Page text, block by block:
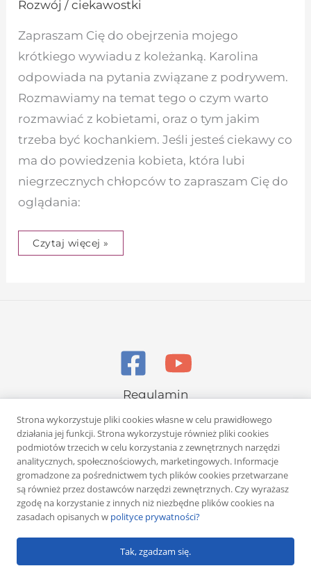
Rozwój / ciekawostki
Zapraszam Cię do obejrzenia mojego
krótkiego wywiadu z koleżanką. Karolina
odpowiada na pytania związane z podrywem.
Rozmawiamy na temat tego o czym warto
rozmawiać z kobietami, oraz o tym jakim
trzeba być kochankiem. Jeśli jesteś ciekawy co
ma do powiedzenia kobieta, która lubi
niegrzecznych chłopców to zapraszam Cię do
oglądania:
Czytaj więcej »
Regulamin
Polityka prywatności
Copyright © 2026 Rafał Żuber
Powered byKlub eMarketera
Strona wykorzystuje pliki cookies własne w celu prawidłowego
działania jej funkcji. Strona wykorzystuje również pliki cookies
podmiotów trzecich w celu korzystania z zewnętrznych narzędzi
analitycznych, społecznościowych, marketingowych. Informacje
gromadzone za pośrednictwem tych plików cookies przetwarzane
są również przez dostawców narzędzi zewnętrznych. Czy wyrażasz
zgodę na korzystanie z innych niż niezbędne plików cookies na
zasadach opisanych w polityce prywatności?
Tak, zgadzam się.